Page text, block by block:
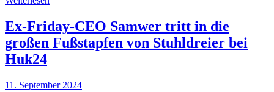
Ex-Friday-CEO Samwer tritt in die
großen Fußstapfen von Stuhldreier bei
Huk24
11. September 2024